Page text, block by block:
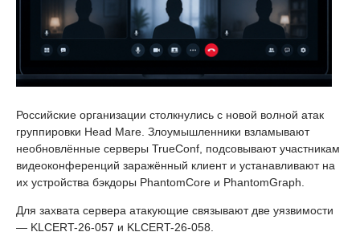
Российские организации столкнулись с новой волной атак
группировки Head Mare. Злоумышленники взламывают
необновлённые серверы TrueConf, подсовывают участникам
видеоконференций заражённый клиент и устанавливают на
их устройства бэкдоры PhantomCore и PhantomGraph.
Для захвата сервера атакующие связывают две уязвимости
— KLCERT-26-057 и KLCERT-26-058.